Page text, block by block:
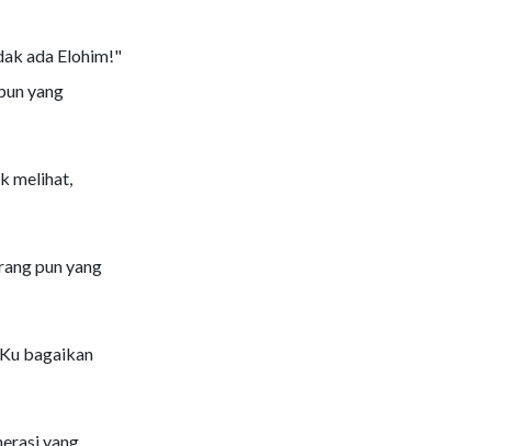
ada Elohim!"
yang
melihat,
pun yang
bagaikan
yang